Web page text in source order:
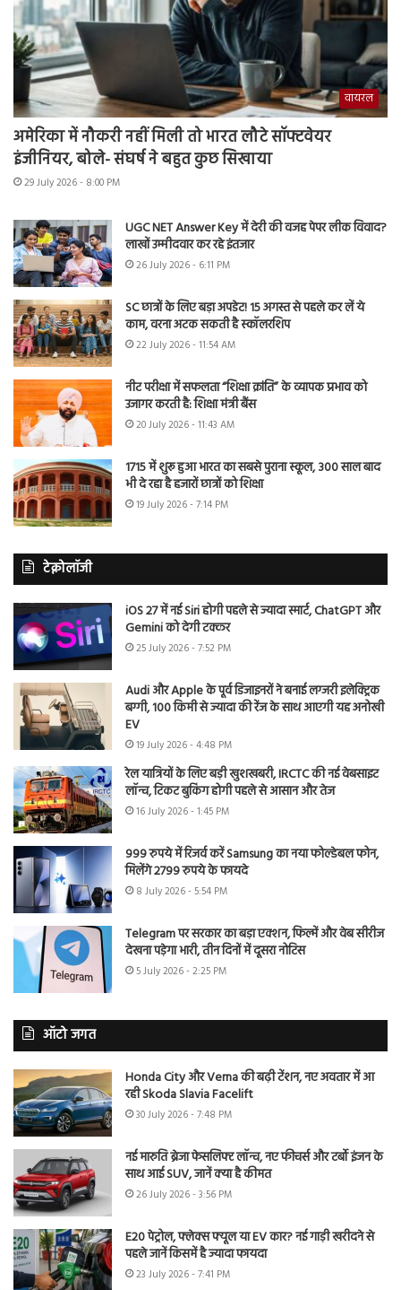
वायरल
अमेरिका में नौकरी नहीं मिली तो भारत लौटे सॉफ्टवेयर
इंजीनियर, बोले- संघर्ष ने बहुत कुछ सिखाया
29 July 2026 - 8:00 PM
UGC NET Answer Key में देरी की वजह पेपर लीक विवाद?
लाखों उम्मीदवार कर रहे इंतजार
26 July 2026 - 6:11 PM
SC छात्रों के लिए बड़ा अपडेट! 15 अगस्त से पहले कर लें ये
काम, वरना अटक सकती है स्कॉलरशिप
22 July 2026 - 11:54 AM
नीट परीक्षा में सफलता “शिक्षा क्रांति” के व्यापक प्रभाव को
उजागर करती है: शिक्षा मंत्री बैंस
20 July 2026 - 11:43 AM
1715 में शुरू हुआ भारत का सबसे पुराना स्कूल, 300 साल बाद
भी दे रहा है हजारों छात्रों को शिक्षा
19 July 2026 - 7:14 PM
टेक्नोलॉजी
iOS 27 में नई Siri होगी पहले से ज्यादा स्मार्ट, ChatGPT और
Gemini को देगी टक्कर
25 July 2026 - 7:52 PM
Audi और Apple के पूर्व डिजाइनरों ने बनाई लग्जरी इलेक्ट्रिक
बग्गी, 100 किमी से ज्यादा की रेंज के साथ आएगी यह अनोखी
EV
19 July 2026 - 4:48 PM
रेल यात्रियों के लिए बड़ी खुशखबरी, IRCTC की नई वेबसाइट
लॉन्च, टिकट बुकिंग होगी पहले से आसान और तेज
16 July 2026 - 1:45 PM
999 रुपये में रिजर्व करें Samsung का नया फोल्डेबल फोन,
मिलेंगे 2799 रुपये के फायदे
8 July 2026 - 5:54 PM
Telegram पर सरकार का बड़ा एक्शन, फिल्में और वेब सीरीज
देखना पड़ेगा भारी, तीन दिनों में दूसरा नोटिस
5 July 2026 - 2:25 PM
ऑटो जगत
Honda City और Verna की बढ़ी टेंशन, नए अवतार में आ
रही Skoda Slavia Facelift
30 July 2026 - 7:48 PM
नई मारुति ब्रेजा फेसलिफ्ट लॉन्च, नए फीचर्स और टर्बो इंजन के
साथ आई SUV, जानें क्या है कीमत
26 July 2026 - 3:56 PM
E20 पेट्रोल, फ्लेक्स फ्यूल या EV कार? नई गाड़ी खरीदने से
पहले जानें किसमें है ज्यादा फायदा
23 July 2026 - 7:41 PM